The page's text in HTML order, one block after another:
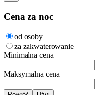
Cena za noc
od osoby
za zakwaterowanie
Minimalna cena
Maksymalna cena